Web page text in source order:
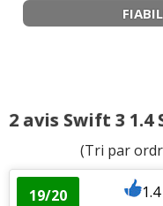
2 avis Swift 3 1.4
(Tri par
19/20